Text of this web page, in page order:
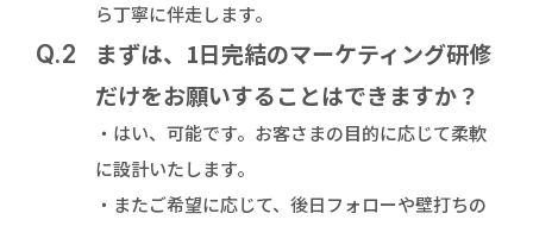
ら丁寧に伴走します。
Q.2
まずは、1日完結のマーケティング研修
だけをお願いすることはできますか？
・はい、可能です。お客さまの目的に応じて柔軟
に設計いたします。
・またご希望に応じて、後日フォローや壁打ちの